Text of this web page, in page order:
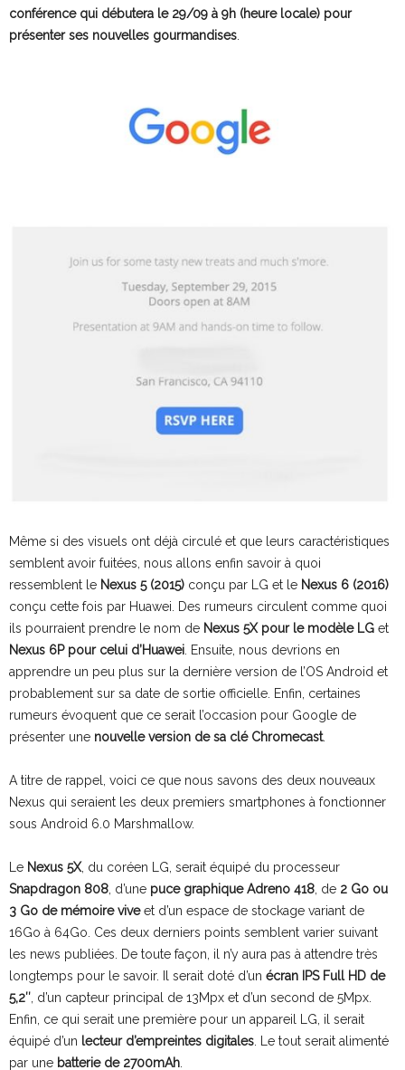
conférence qui débutera le 29/09 à 9h (heure locale) pour
présenter ses nouvelles gourmandises
Même si des visuels ont déjà circulé et que leurs caractéristiques
semblent avoir fuitées, nous allons enfin savoir à quoi
ressemblent le Nexus 5 (2015) conçu par LG et le Nexus 6 (2016)
conçu cette fois par Huawei. Des rumeurs circulent comme quoi
ils pourraient prendre le nom de Nexus 5X pour le modèle LG et
Nexus 6P pour celui d’Huawei. Ensuite, nous devrions en
apprendre un peu plus sur la dernière version de l’OS Android et
probablement sur sa date de sortie officielle. Enfin, certaines
rumeurs évoquent que ce serait l’occasion pour Google de
présenter une nouvelle version de sa clé Chromecast.
A titre de rappel, voici ce que nous savons des deux nouveaux
Nexus qui seraient les deux premiers smartphones à fonctionner
sous Android 6.0 Marshmallow.
Le Nexus 5X, du coréen LG, serait équipé du processeur
Snapdragon 808, d’une puce graphique Adreno 418, de 2 Go ou
3 Go de mémoire viveet d’un espace de stockage variant de
16Go à 64Go. Ces deux derniers points semblent varier suivant
les news publiées. De toute façon, il n’y aura pas à attendre très
longtemps pour le savoir. Il serait doté d’un écran IPS Full HD de
5,2″, d’un capteur principal de 13Mpx et d’un second de 5Mpx.
Enfin, ce qui serait une première pour un appareil LG, il serait
équipé d’un lecteur d’empreintes digitales. Le tout serait alimenté
par une batterie de 2700mAh.